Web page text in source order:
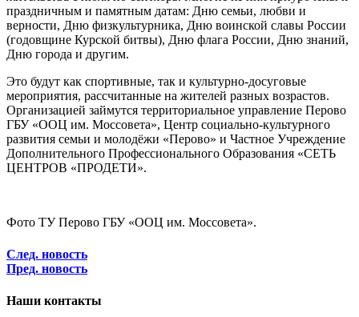
праздничным и памятным датам: Дню семьи, любви и
верности, Дню физкультурника, Дню воинской славы России
(годовщине Курской битвы), Дню флага России, Дню знаний,
Дню города и другим.
Это будут как спортивные, так и культурно-досуговые
мероприятия, рассчитанные на жителей разных возрастов.
Организацией займутся территориальное управление Перово
ГБУ «ООЦ им. Моссовета», Центр социально-культурного
развития семьи и молодёжи «Перово» и Частное Учреждение
Дополнительного Профессионального Образования «СЕТЬ
ЦЕНТРОВ «ПРОДЕТИ».
Фото ТУ Перово ГБУ «ООЦ им. Моссовета».
След. новость
Пред. новость
Наши контакты